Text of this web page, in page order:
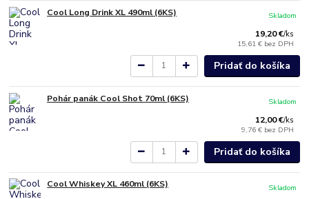
Cool Long Drink XL 490ml (6KS)
19,20 €/ks
15,61 € bez DPH
Skladom
Pridať do košíka
Pohár panák Cool Shot 70ml (6KS)
12,00 €/ks
9,76 € bez DPH
Skladom
Pridať do košíka
Cool Whiskey XL 460ml (6KS)
Skladom